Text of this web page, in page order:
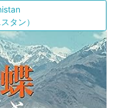
タン）